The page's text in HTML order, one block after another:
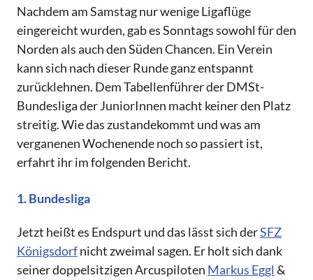
Nachdem am Samstag nur wenige Ligaflüge
eingereicht wurden, gab es Sonntags sowohl für den
Norden als auch den Süden Chancen. Ein Verein
kann sich nach dieser Runde ganz entspannt
zurücklehnen. Dem Tabellenführer der DMSt-
Bundesliga der JuniorInnen macht keiner den Platz
streitig. Wie das zustandekommt und was am
verganenen Wochenende noch so passiert ist,
erfahrt ihr im folgenden Bericht.
1. Bundesliga
Jetzt heißt es Endspurt und das lässt sich derSFZ
Königsdorfnicht zweimal sagen. Er holt sich dank
seiner doppelsitzigen Arcuspiloten Markus Eggl &